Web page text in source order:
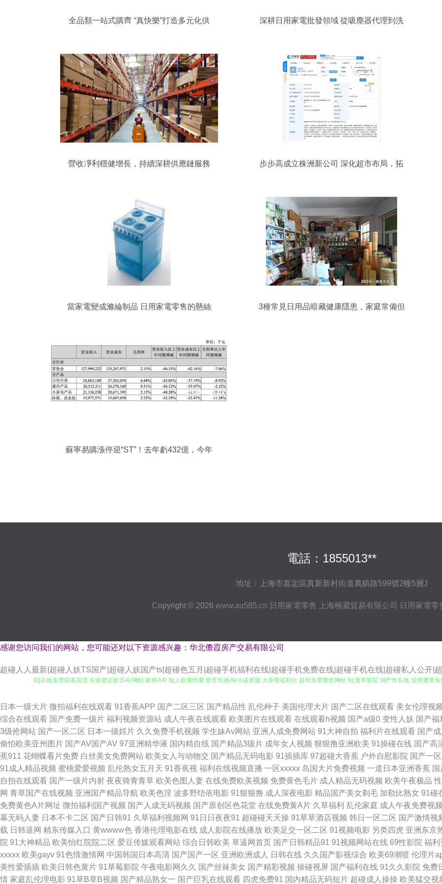
全品類一站式購齊 “真快樂”打造多元化供
深耕日用家電批發領域 從吸塵器代理到洗
營收凈利穩健增長，持續深耕供應鏈服務
強，背后對于家用零配件類等等系統結構
化細節成果具備潛力
步步高成立株洲新公司 深化超市布局，拓
當家電變成滌綸制品 日用家電零售的懸絲
3種常見日用品暗藏健康隱患，家庭常備但
蘇寧易購漲停迎“ST”！去年虧432億，今年
電話：1855013**
地址：上海市嘉定區真新新村街道萬鎮路599號2幢5層J
Copyright © 2026 www.au585.cn 日用家電零售 上海極葳貿易有限公司 日用家電零
感谢您访问我们的网站，您可能还对以下资源感兴趣：华北儋霞房产交易有限公司
超碰人人最新|超碰人妖TS国产|超碰人妖国产ts|超碰色五月|超碰手机福利在线|超碰手机免费在线|超碰手机在线|超碰私人公开|
91在线免费观看高清 先锋资源影音AV网站 欧韩A片 狼人欧美性爱 影音先锋AV小说资源 大香蕉福利社 日韩免费黄色网址 91青草影院 国产性在线 亚洲黄页
WWW黑丝AVHD 男人天堂ay 在线中文字幕视频 草草女人院 久久七七9 亚洲福利一区色午夜 91网址在线视频 韩国色片妈妈8 亚州麻豆91av 91麻豆福利视
人妖在线看 国产自产在线区 香蕉伊视频 91网站免费视频在线观看 欧美人妖A片免费看 91黄在线观看网 91香蕉国产线看 影音先锋岛国资源 www肏肏 男女
播 91主播福利在线 九色社区 五月天91色 91视频观看网站 户外露出视频 日美女bb 91超超碰 亚洲欧洲国产日产综合 成人黄色91久久丝足 阿v视频在线 日
av www黄瓜视频 欧美特级久久 午夜精品久久麻豆 国产成人日本在线视频 婷婷五月激情五月一本 91丝袜主播 黃色狼视频 婷婷五月天色 91五月天激情性爱
久 91福利视频17 av色图制服网址 日韩av最新 91网址视频 欧美妇视频 91大赛福利视频 黑料AV社区 91黄色在现关看 九九成人视屏 中文字幕五月花 大香
日韩一区福利导航 91视频porn蝌蚪 黄页仓库 熟女探花在线 91色色导航 先锋av成人色影院 97久久影院 欧美性黄色日韩性 91超碰在线视频 极品AV影院在
美亚州性交AT 91九色蝌蚪视频 久久国产精品人妻酒店 91九色嫩草国产 精品不卡网 影音先锋热色 99视频在线观看97 日韩色图色片 91视频私拍 精品99久
日本一级大片 微拍福利在线观看 91香蕉APP 国产二区三区 国产精品性 乱伦种子 美国伦理大片 国产二区在线观看 美女伦理视
综合在线观看 国产免费一级片 福利视频资源站 成人午夜在线观看 欧美图片在线观看 在线观看h视频 国产a级0 变性人妖 国产福
3级抢网站 国产一区二区 日本一级婬片 久久免费手机视频 学生妹Av网站 亚洲人成免费网站 91大神自拍 福利片在线观看 国产
偷怕欧美亚州图片 国产AV国产AV 97亚洲精华液 国内精自线 国产精品3级片 成年女人视频 狠狠撸亚洲欧美 91操碰在线 国产高
蕉911 花蝴蝶看片免费 白丝美女免费网站 欧美女人与动物交 国产精品无码电影 91插插库 97超碰大香蕉 户外自慰影院 国产一
91成人精品视频 蜜桃爱爱视频 乱伦熟女五月天 91香蕉视 福利在线视频直播 一区xxxxx 岛国大片免费视频 一道日本亚洲香蕉
自拍在线观看 国产一级片内射 夜夜骑青青草 欧美色图人妻 在线免费欧美视频 免费黄色毛片 成人精品无码视频 欧美午夜极品
网 青草国产在线视频 亚洲国产精品导航 欧美色淫 波多野结依电影 91狠狠撸 成人深夜电影 精品国产美女剃毛 加勒比熟女 91碰
免费黄色A片网址 微拍福利国产视频 国产人成无码视频 国产原创区色花堂 在线免费黄A片 久草福利 乱伦家庭 成人午夜免费视频
幕无码人妻 日本不卡二区 国产日韩91 久草福利视频网 91日日夜夜91 超碰碰天天操 91草草酒店视频 韩日一区二区 国产激情视
载 日韩逼网 精东传媒入口 黄wwww色 香港伦理电影在线 成人影院在线播放 欧美足交一区二区 91视频电影 另类四虎 亚洲东京
院 91大神精品 欧美怡红院院二区 爱豆传媒观看网站 综合日韩欧美 草逼网首页 国产日韩精品91 91视频网站在线 69性影院 福利
xxxxx 欧美gayv 91色情激情网 中国韩国日本高清 国产国产一区 亚洲欧洲成人 日韩在线 久久国产影视综合 欧美69潮喷 伦理片
美性爱插插 欧美日韩色黄片 91草莓影院 午夜电影网久久 国产丝袜美女 国产精彩视频 操碰视屏 国产福利在线 91久久影院 免费
情 家庭乱伦理电影 91草B草B视频 国产精品熟女一 国产巨乳在线观看 四虎免费91 国内精品无码短片 超碰成人操操 欧美猛交视